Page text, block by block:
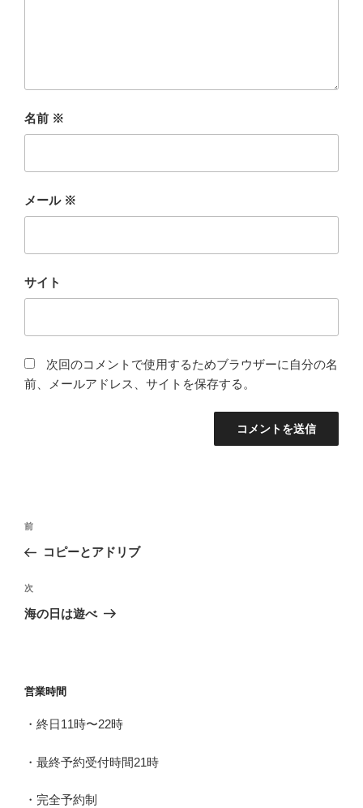
名前 ※
メール ※
サイト
次回のコメントで使用するためブラウザーに自分の名
前、メールアドレス、サイトを保存する。
投
ナ
ビ
ゲ
ン
前
の
稿
前
コピーとアドリブ
次
の
次
海の日は遊べ
営業時間
・終日11時〜22時
・最終予約受付時間21時
・完全予約制